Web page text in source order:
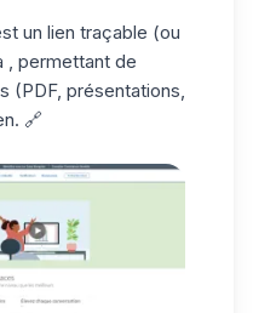
un lien traçable (ou
, permettant de
(PDF, présentations,
🔗